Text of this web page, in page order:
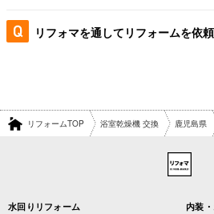
リフォマを通してリフォームを依
リフォームTOP 浴室乾燥機 交換 鹿児島県
水回りリフォーム 内装